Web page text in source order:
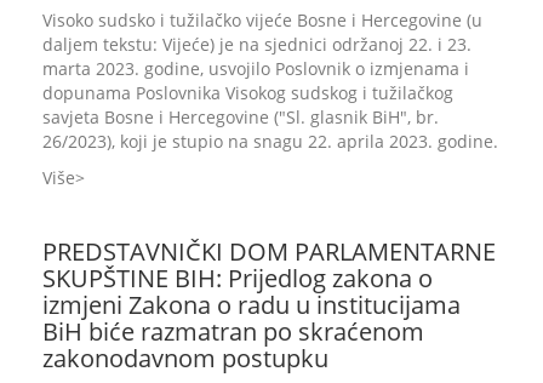
Visoko sudsko i tužilačko vijeće Bosne i Hercegovine (u
daljem tekstu: Vijeće) je na sjednici održanoj 22. i 23.
marta 2023. godine, usvojilo Poslovnik o izmjenama i
dopunama Poslovnika Visokog sudskog i tužilačkog
savjeta Bosne i Hercegovine ("Sl. glasnik BiH", br.
26/2023), koji je stupio na snagu 22. aprila 2023. godine.
Više
PREDSTAVNIČKI DOM PARLAMENTARNE
SKUPŠTINE BIH: Prijedlog zakona o
izmjeni Zakona o radu u institucijama
BiH biće razmatran po skraćenom
zakonodavnom postupku